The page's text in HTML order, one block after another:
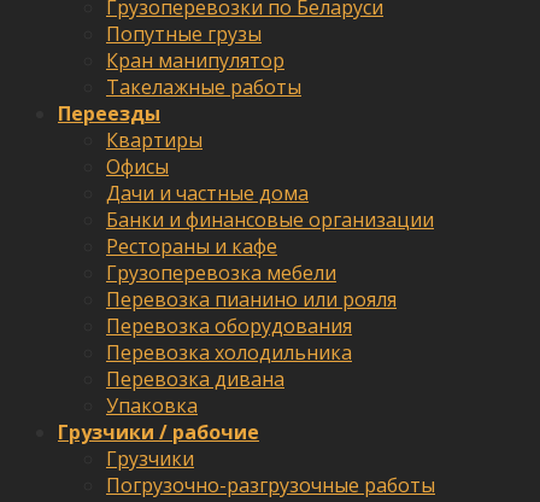
Грузоперевозки по Беларуси
Попутные грузы
Кран манипулятор
Такелажные работы
Переезды
Квартиры
Офисы
Дачи и частные дома
Банки и финансовые организации
Рестораны и кафе
Грузоперевозка мебели
Перевозка пианино или рояля
Перевозка оборудования
Перевозка холодильника
Перевозка дивана
Упаковка
Грузчики / рабочие
Грузчики
Погрузочно-разгрузочные работы